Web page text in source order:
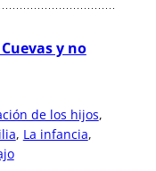
y no
de los hijos
, La infancia